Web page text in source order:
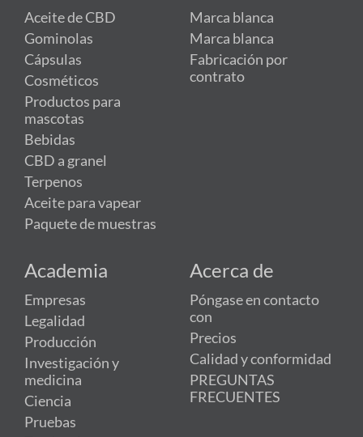
Aceite de CBD
Gominolas
Cápsulas
Cosméticos
Productos para
mascotas
Bebidas
CBD a granel
Terpenos
Aceite para vapear
Paquete de muestras
Marca blanca
Marca blanca
Fabricación por
contrato
Academia
Empresas
Legalidad
Producción
Investigación y
medicina
Ciencia
Pruebas
Acerca de
Póngase en contacto
con
Precios
Calidad y conformidad
PREGUNTAS
FRECUENTES